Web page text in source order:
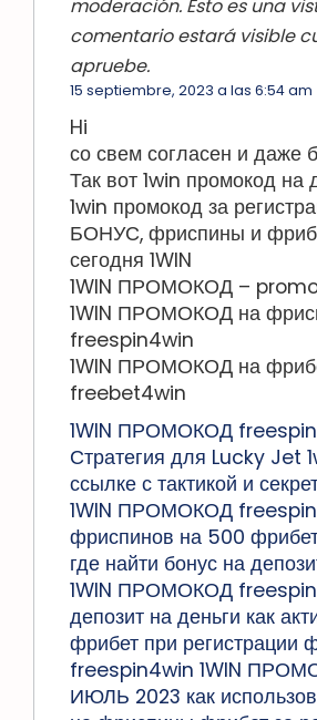
moderación. Esto es una
comentario estará visible
apruebe.
15 septiembre, 2023 a las 6:54 am
Hi
со свем согласен и даже
Так вот 1win промокод на
1win промокод за
БОНУС, фриспины и
сегодня 1WIN
1WIN ПРОМОКОД –
1WIN ПРОМОКОД на
freespin4win
1WIN ПРОМОКОД на
freebet4win
1WIN ПРОМОКОД
Стратегия для Lucky Jet
ссылке с тактикой и
1WIN ПРОМОКОД
фриспинов на 500
где найти бонус на
1WIN ПРОМОКОД
депозит на деньги как
фрибет при регистрации
freespin4win 1WIN
ИЮЛЬ 2023 как